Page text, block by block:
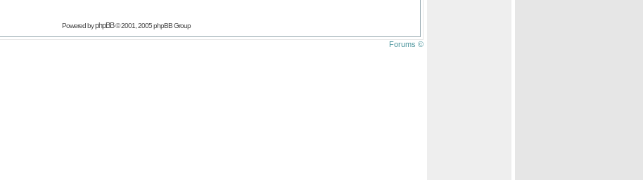
Powered byphpBB© 2001, 2005 phpBB Group
Forums ©